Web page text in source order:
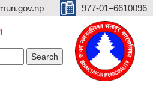
977-01–6610096